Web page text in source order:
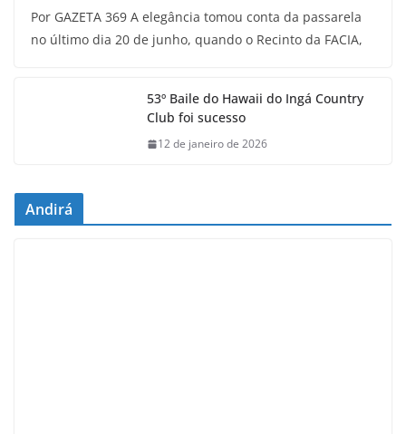
Por GAZETA 369 A elegância tomou conta da passarela
no último dia 20 de junho, quando o Recinto da FACIA,
53º Baile do Hawaii do Ingá Country
Club foi sucesso
12 de janeiro de 2026
Andirá